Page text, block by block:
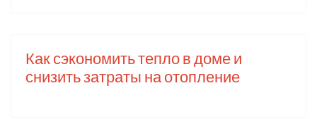
Как сэкономить тепло в доме и
снизить затраты на отопление